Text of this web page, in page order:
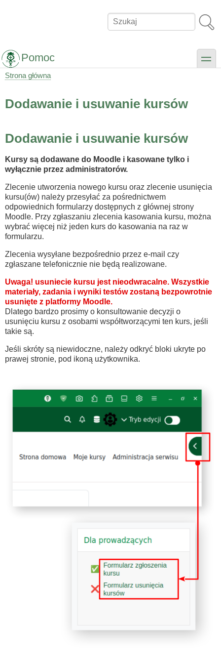
Szukaj
Pomoc toggle
nawigacyjna
Strona główna
Dodawanie i usuwanie kursów
Dodawanie i usuwanie kursów
Kursy są dodawane do Moodle i kasowane tylko i
wyłącznie przez administratorów.
Zlecenie utworzenia nowego kursu oraz zlecenie usunięcia
kursu(ów) należy przesyłać za pośrednictwem
odpowiednich formularzy dostępnych z głównej strony
Moodle. Przy zgłaszaniu zlecenia kasowania kursu, można
wybrać więcej niż jeden kurs do kasowania na raz w
formularzu.
Zlecenia wysyłane bezpośrednio przez e-mail czy
zgłaszane telefonicznie nie będą realizowane.
Uwaga! usuniecie kursu jest nieodwracalne. Wszystkie
materiały, zadania i wyniki testów zostaną bezpowrotnie
usunięte z platformy Moodle.
Dlatego bardzo prosimy o konsultowanie decyzji o
usunięciu kursu z osobami współtworzącymi ten kurs, jeśli
takie są.
Jeśli skróty są niewidoczne, należy odkryć bloki ukryte po
prawej stronie, pod ikoną użytkownika.